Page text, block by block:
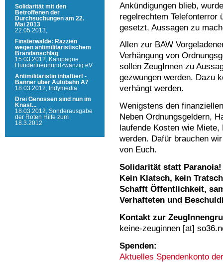
Ankündigungen blieb,
regelrechtem Telefonterror
gesetzt, Aussagen zu
Allen zur BAW
Verhängung von
sollen ZeugInnen zu
gezwungen werden. Dazu
verhängt werden.
Wenigstens den
Neben Ordnungsgeldern,
laufende Kosten wie
werden. Dafür brauchen
von Euch.
Solidarität statt Paranoia!
Kein Klatsch, kein
Schafft Öffentlichkeit,
Verhafteten und
Kontakt zur
keine-zeuginnen [at]
Spenden:
Aktuelles Spendenkonto
Solidarität mit den
Betroffenen der
Durchsuchungen am 22.
Mai 2013
22.05.2013,
Finsterwalde: Razzien
wegen antimilitaristischem
Brandanschlag
15.03.2012,
Kampagne
Hundertneunundzwanzig eV
Antimilitaristin inhaftiert -
Banner über Autobahn A7
18.03.2012,
Indymedia
Drei Genossen sind nun im
Knast...
18.03.2012, Sonderausgabe
der Roten Hilfe zum
18.3.2012